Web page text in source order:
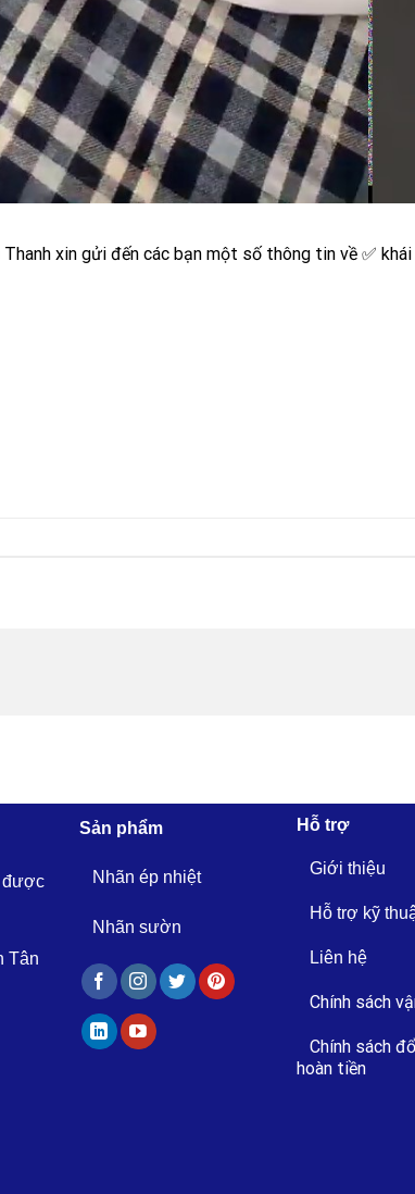
xin gửi đến các bạn một số thông tin về ✅ khái
được
Tân
Sản phẩm
Nhãn ép nhiệt
Nhãn sườn
Hỗ trợ
Giới thiệu
Hỗ trợ kỹ
Liên hệ
Chính sách
Chính sách
hoàn tiền